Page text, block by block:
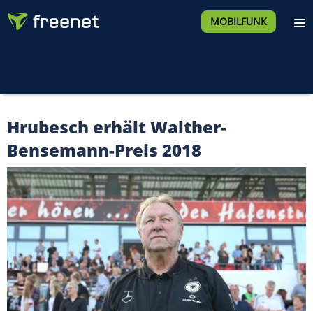
MOBILFUNK
Hrubesch erhält Walther-
Bensemann-Preis 2018